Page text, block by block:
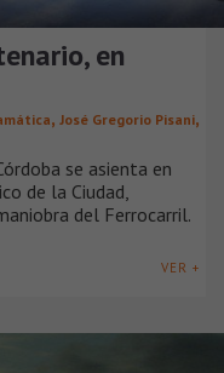
en
, José Gregorio Pisani,
se asienta en
de la Ciudad,
del Ferrocarril.
VER +